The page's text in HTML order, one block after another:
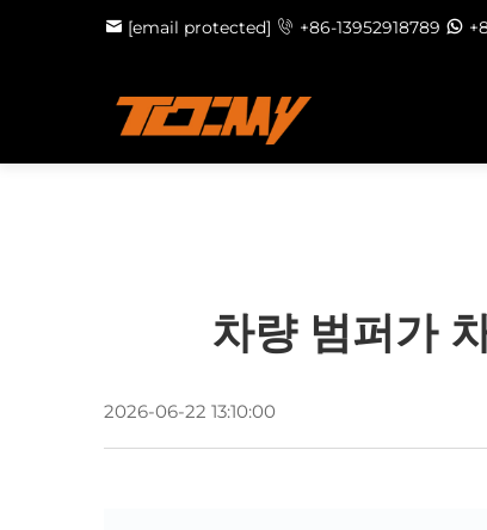
[email protected] +86-13952918789
차량 범퍼가
2026-06-22 13:10:00